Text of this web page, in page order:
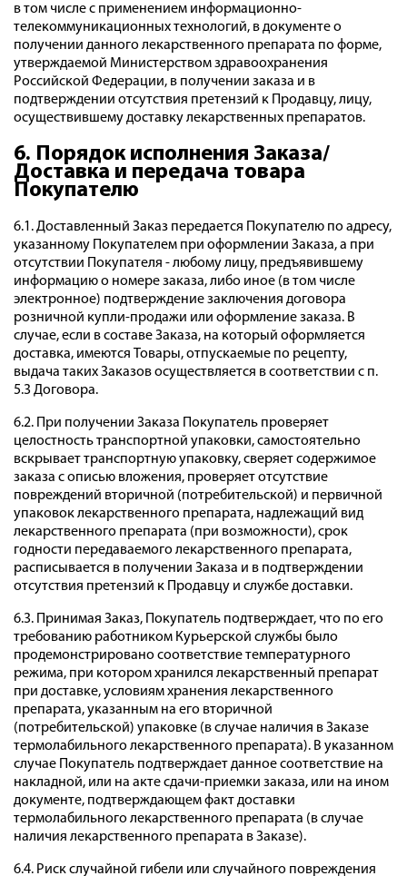
в том числе с применением информационно-
телекоммуникационных технологий, в документе о
получении данного лекарственного препарата по форме,
утверждаемой Министерством здравоохранения
Российской Федерации, в получении заказа и в
подтверждении отсутствия претензий к Продавцу, лицу,
осуществившему доставку лекарственных препаратов.
6. Порядок исполнения Заказа/
Доставка и передача товара
Покупателю
6.1. Доставленный Заказ передается Покупателю по адресу,
указанному Покупателем при оформлении Заказа, а при
отсутствии Покупателя - любому лицу, предъявившему
информацию о номере заказа, либо иное (в том числе
электронное) подтверждение заключения договора
розничной купли-продажи или оформление заказа. В
случае, если в составе Заказа, на который оформляется
доставка, имеются Товары, отпускаемые по рецепту,
выдача таких Заказов осуществляется в соответствии с п.
5.3 Договора.
6.2. При получении Заказа Покупатель проверяет
целостность транспортной упаковки, самостоятельно
вскрывает транспортную упаковку, сверяет содержимое
заказа с описью вложения, проверяет отсутствие
повреждений вторичной (потребительской) и первичной
упаковок лекарственного препарата, надлежащий вид
лекарственного препарата (при возможности), срок
годности передаваемого лекарственного препарата,
расписывается в получении Заказа и в подтверждении
отсутствия претензий к Продавцу и службе доставки.
6.3. Принимая Заказ, Покупатель подтверждает, что по его
требованию работником Курьерской службы было
продемонстрировано соответствие температурного
режима, при котором хранился лекарственный препарат
при доставке, условиям хранения лекарственного
препарата, указанным на его вторичной
(потребительской) упаковке (в случае наличия в Заказе
термолабильного лекарственного препарата). В указанном
случае Покупатель подтверждает данное соответствие на
накладной, или на акте сдачи-приемки заказа, или на ином
документе, подтверждающем факт доставки
термолабильного лекарственного препарата (в случае
наличия лекарственного препарата в Заказе).
6.4. Риск случайной гибели или случайного повреждения